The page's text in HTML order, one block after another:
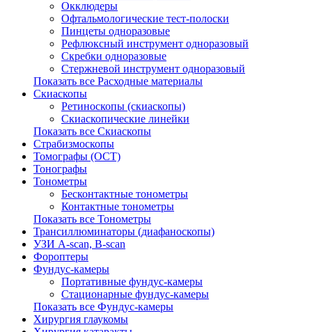
Окклюдеры
Офтальмологические тест-полоски
Пинцеты одноразовые
Рефлюксный инструмент одноразовый
Скребки одноразовые
Стержневой инструмент одноразовый
Показать все Расходные материалы
Скиаскопы
Ретиноскопы (скиаскопы)
Скиаскопические линейки
Показать все Скиаскопы
Страбизмоскопы
Томографы (OCT)
Тонографы
Тонометры
Бесконтактные тонометры
Контактные тонометры
Показать все Тонометры
Трансиллюминаторы (диафаноскопы)
УЗИ A-scan, B-scan
Фороптеры
Фундус-камеры
Портативные фундус-камеры
Стационарные фундус-камеры
Показать все Фундус-камеры
Хирургия глаукомы